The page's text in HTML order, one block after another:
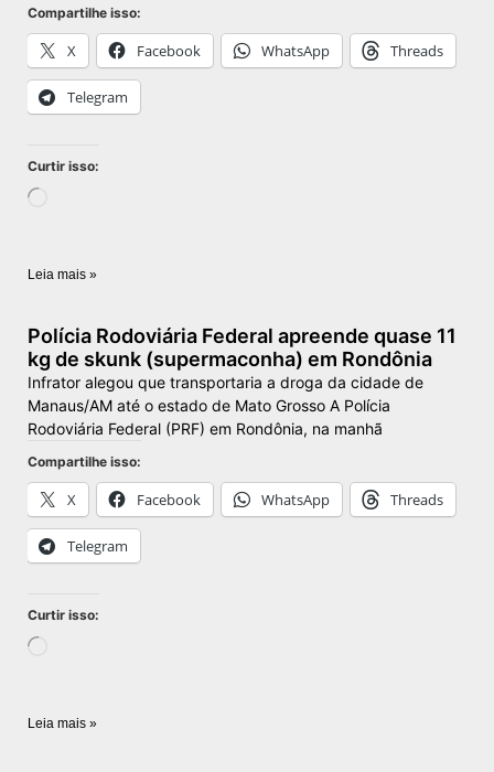
Compartilhe isso:
X Facebook WhatsApp Threads
Telegram
Curtir isso:
Leia mais »
Polícia Rodoviária Federal apreende quase 11
kg de skunk (supermaconha) em Rondônia
Infrator alegou que transportaria a droga da cidade de
Manaus/AM até o estado de Mato Grosso A Polícia
Rodoviária Federal (PRF) em Rondônia, na manhã
Compartilhe isso:
X Facebook WhatsApp Threads
Telegram
Curtir isso:
Leia mais »